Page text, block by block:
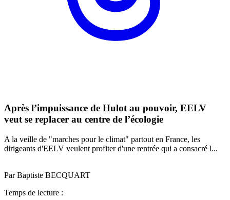
Après l’impuissance de Hulot au pouvoir, EELV
veut se replacer au centre de l’écologie
A la veille de "marches pour le climat" partout en France, les
dirigeants d'EELV veulent profiter d'une rentrée qui a consacré l...
Par Baptiste BECQUART
Temps de lecture :